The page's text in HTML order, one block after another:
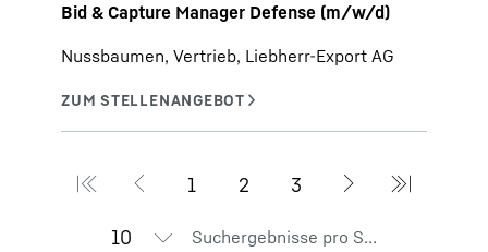
Bid & Capture Manager Defense (m/w/d)
Nussbaumen, Vertrieb, Liebherr-Export AG
Suchergebnisse pro Seite